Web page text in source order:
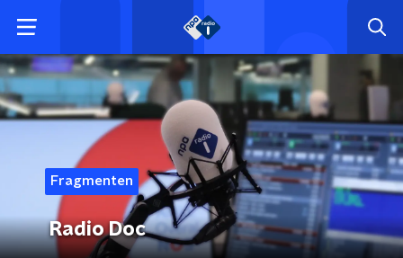
Fragmenten
Radio Doc